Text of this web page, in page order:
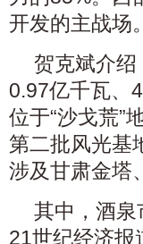
开发的主战场。
贺克斌介
0.97亿千瓦、
位于“沙戈荒”
第二批风光基
涉及甘肃金塔
其中，酒
21世纪经济报